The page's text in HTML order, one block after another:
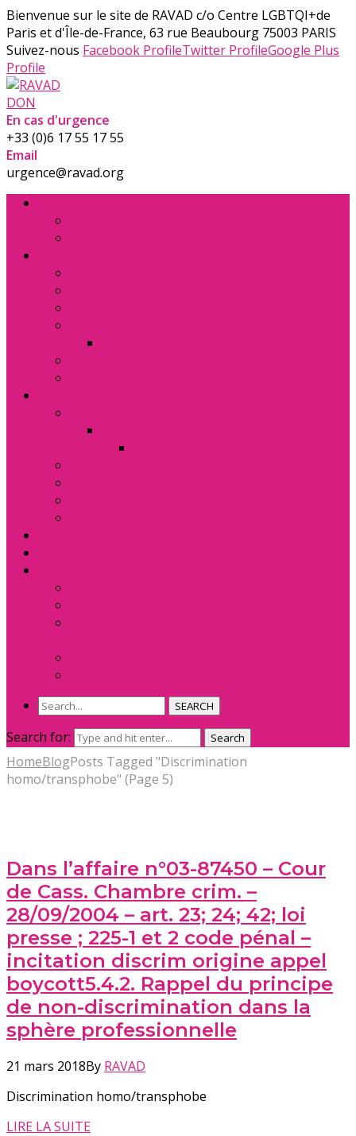
Bienvenue sur le site de RAVAD c/o Centre LGBTQI+de
Paris et d'Île-de-France, 63 rue Beaubourg 75003 PARIS
Suivez-nous Facebook ProfileTwitter ProfileGoogle Plus
Profile
DON
En cas d'urgence
+33 (0)6 17 55 17 55
Email
urgence@ravad.org
SEARCH
Search for: Search
HomeBlogPosts Tagged "Discrimination
homo/transphobe" (Page 5)
Dans l’affaire n°03-87450 – Cour
de Cass. Chambre crim. –
28/09/2004 – art. 23; 24; 42; loi
presse ; 225-1 et 2 code pénal –
incitation discrim origine appel
boycott5.4.2. Rappel du principe
de non-discrimination dans la
sphère professionnelle
21 mars 2018By RAVAD
Discrimination homo/transphobe
LIRE LA SUITE